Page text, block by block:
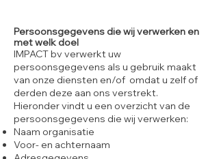
Persoonsgegevens die wij verwerken en
met welk doel
IMPACT bv verwerkt uw
persoonsgegevens als u gebruik maakt
van onze diensten en/of omdat u zelf of
derden deze aan ons verstrekt.
Hieronder vindt u een overzicht van de
persoonsgegevens die wij verwerken:
Naam organisatie
Voor- en achternaam